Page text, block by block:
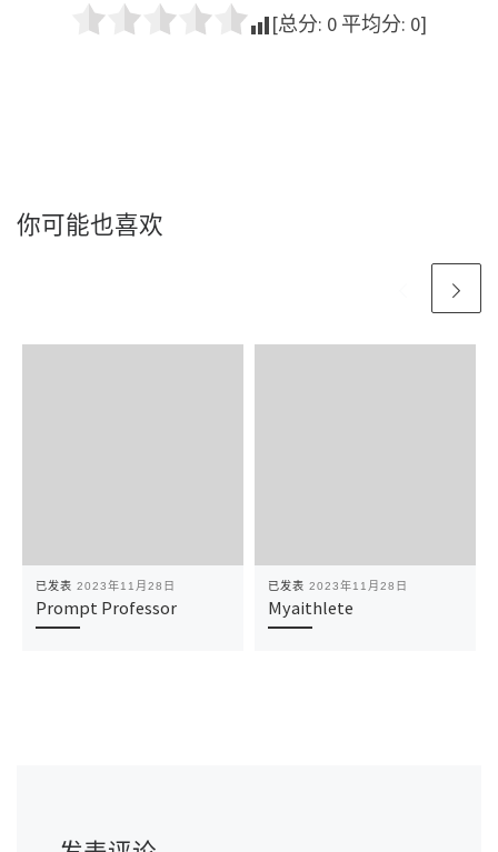
[总分: 0 平均分: 0]
你可能也喜欢
已发表 2023年11月28日
Prompt Professor
已发表 2023年11月28日
Myaithlete